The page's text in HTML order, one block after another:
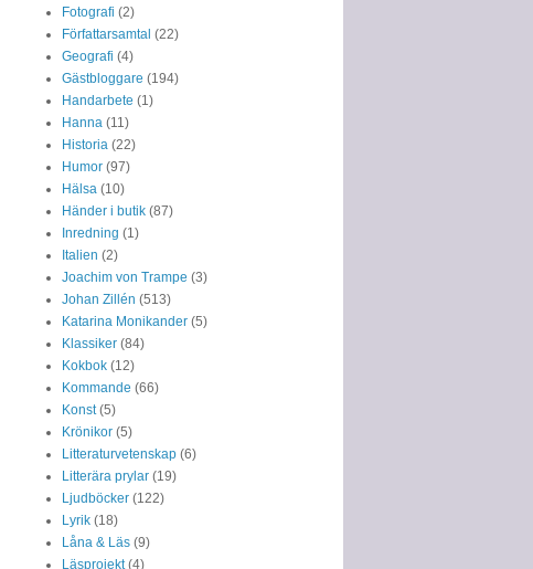
Fotografi (2)
Författarsamtal (22)
Geografi (4)
Gästbloggare (194)
Handarbete (1)
Hanna (11)
Historia (22)
Humor (97)
Hälsa (10)
Händer i butik (87)
Inredning (1)
Italien (2)
Joachim von Trampe (3)
Johan Zillén (513)
Katarina Monikander (5)
Klassiker (84)
Kokbok (12)
Kommande (66)
Konst (5)
Krönikor (5)
Litteraturvetenskap (6)
Litterära prylar (19)
Ljudböcker (122)
Lyrik (18)
Låna & Läs (9)
Läsprojekt (4)